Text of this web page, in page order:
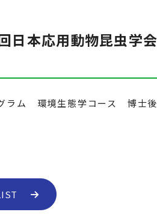
本応用動物昆虫学
ラム 環境生態学コース 博士後